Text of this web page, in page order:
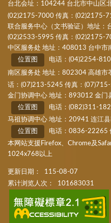
台北会址：104244 台北市中山区
(02)2175-7000 传真：(02)2175-
联合服务中心（文书验证）地址：
(02)2533-5995 传真：(02)2175-
中区服务处 地址：408013 台中市
位置图
电话：(04)2254-
南区服务处 地址：802304 高雄市
话：(07)213-5245 传真：
金门协调中心 地址：893012 金门
位置图
电话：(082)311-
马祖协调中心 地址：20941 连江
位置图
电话：0836-22265
本网站支援Firefox、Chrome及
1024x768以上
更新日期：
115-08-07
累计浏览人次：
101683031